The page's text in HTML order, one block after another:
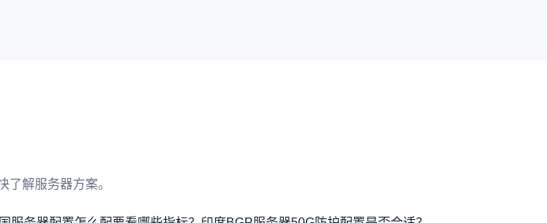
解服务器方案。